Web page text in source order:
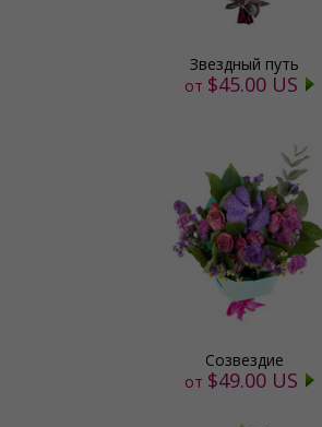
Звездный путь
от $45.00 US
Созвездие
от $49.00 US